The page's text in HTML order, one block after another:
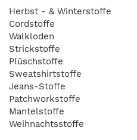
Herbst - & Winterstoffe
Cordstoffe
Walkloden
Strickstoffe
Plüschstoffe
Sweatshirtstoffe
Jeans-Stoffe
Patchworkstoffe
Mantelstoffe
Weihnachtsstoffe